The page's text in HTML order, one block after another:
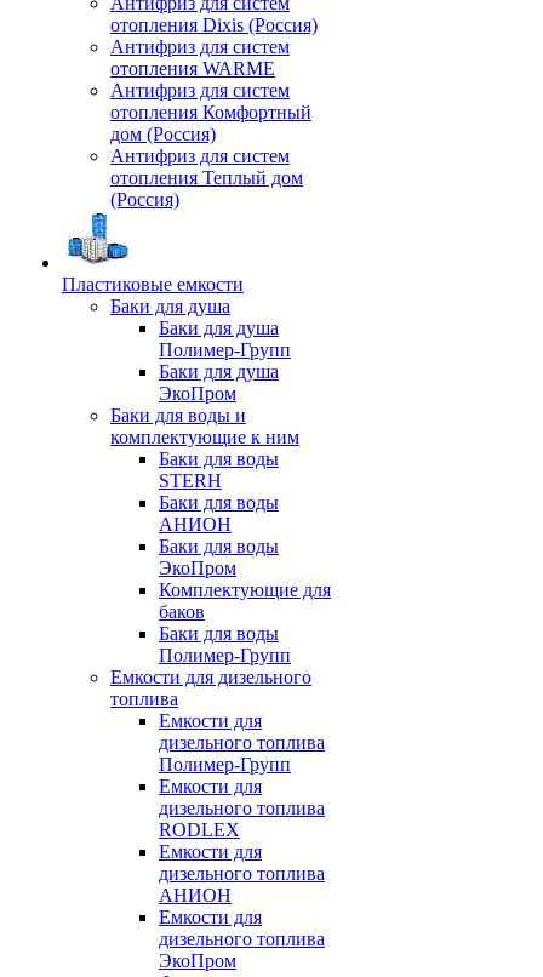
отопления Dixis (Россия)
Антифриз для систем
отопления WARME
Антифриз для систем
отопления Комфортный
дом (Россия)
Антифриз для систем
отопления Теплый дом
(Россия)
Пластиковые емкости
Баки для душа
Баки для душа
Полимер-Групп
Баки для душа
ЭкоПром
Баки для воды и
комплектующие к ним
Баки для воды
STERH
Баки для воды
АНИОН
Баки для воды
ЭкоПром
Комплектующие для
баков
Баки для воды
Полимер-Групп
Емкости для дизельного
топлива
Емкости для
дизельного топлива
Полимер-Групп
Емкости для
дизельного топлива
RODLEX
Емкости для
дизельного топлива
АНИОН
Емкости для
дизельного топлива
ЭкоПром